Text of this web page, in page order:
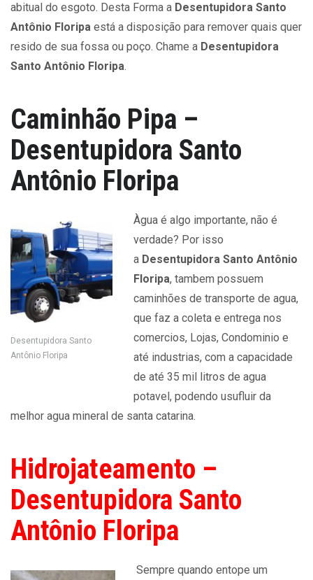
abitual do esgoto. Desta Forma a Desentupidora Santo
Antônio Floripa está a disposição para remover quais quer
resido de sua fossa ou poço. Chame a Desentupidora
Santo Antônio Floripa.
Caminhão Pipa –
Desentupidora Santo
Antônio Floripa
Desentupidora Santo
Antônio Floripa
Àgua é algo importante, não é
verdade? Por isso
a Desentupidora Santo Antônio
Floripa, tambem possuem
caminhões de transporte de agua,
que faz a coleta e entrega nos
comercios, Lojas, Condominio e
até industrias, com a capacidade
de até 35 mil litros de agua
potavel, podendo usufluir da
melhor agua mineral de santa catarina.
Hidrojateamento –
Desentupidora Santo
Antônio Floripa
Sempre quando entope um